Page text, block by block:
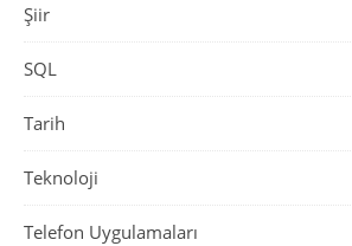
Şiir
SQL
Tarih
Teknoloji
Telefon Uygulamaları